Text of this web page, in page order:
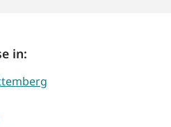
in: